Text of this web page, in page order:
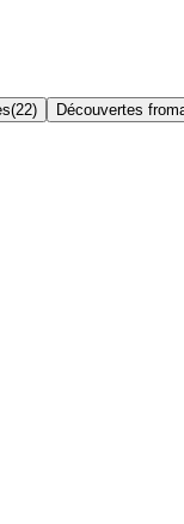
(22) Découvertes